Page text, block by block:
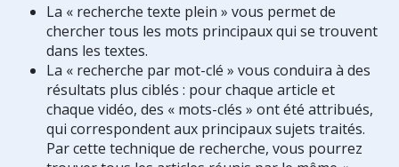
La « recherche texte plein » vous permet de
chercher tous les mots principaux qui se trouvent
dans les textes.
La « recherche par mot-clé » vous conduira à des
résultats plus ciblés : pour chaque article et
chaque vidéo, des « mots-clés » ont été attribués,
qui correspondent aux principaux sujets traités.
Par cette technique de recherche, vous pourrez